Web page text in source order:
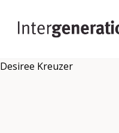
Desiree Kreuzer